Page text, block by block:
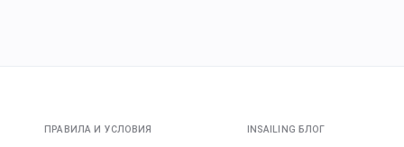
ПРАВИЛА И УСЛОВИЯ INSAILING БЛОГ